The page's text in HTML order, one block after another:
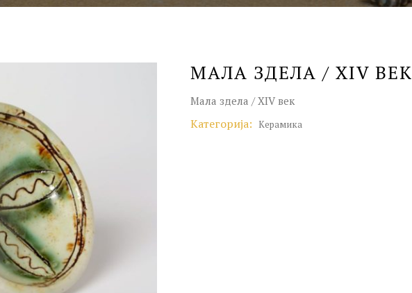
МАЛА ЗДЕЛА / XIV ВЕК
Мала здела / XIV век
Категорија: Керамика